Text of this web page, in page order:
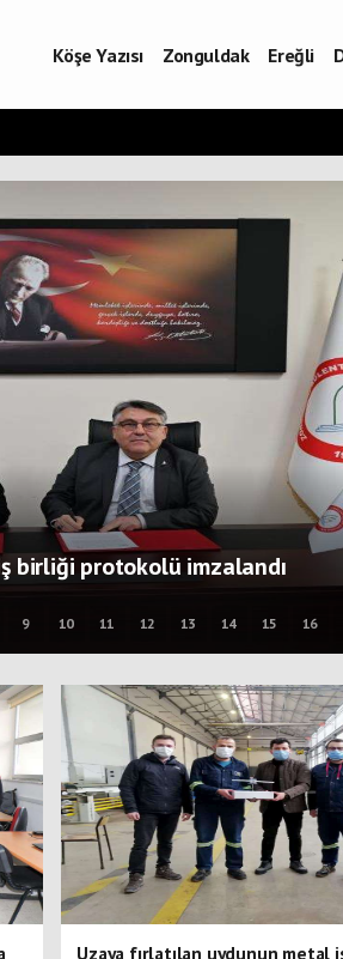
Köşe Yazısı Zonguldak Ereğli
geliştirilmesi için işbirliği
9 10 11 12 13 14 15 16
Uzaya fırlatılan uydunun metal